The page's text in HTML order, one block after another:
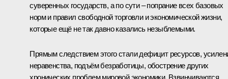
суверенных государств, а по сути – попрание всех базовых
норм и правил свободной торговли и экономической жизни,
которые ещё не так давно казались незыблемыми.
Прямым следствием этого стали дефицит ресурсов,
неравенства, подъём безработицы, обострение других
хронических проблем мировой экономики. Взвинчиваются